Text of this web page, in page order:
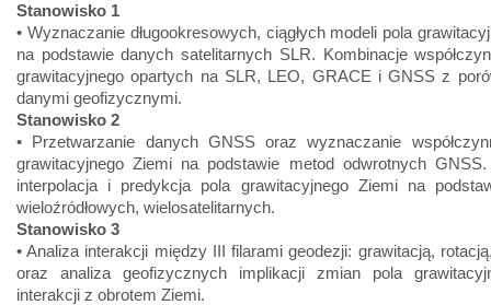
Stanowisko 1
• Wyznaczanie długookresowych, ciągłych modeli pola
na podstawie danych satelitarnych SLR. Kombinacje
grawitacyjnego opartych na SLR, LEO, GRACE i GNSS z
danymi geofizycznymi.
Stanowisko 2
• Przetwarzanie danych GNSS oraz wyznaczanie
grawitacyjnego Ziemi na podstawie metod odwrotnych GNSS.
interpolacja i predykcja pola grawitacyjnego Ziemi na
wieloźródłowych, wielosatelitarnych.
Stanowisko 3
• Analiza interakcji między III filarami geodezji: grawitacją,
oraz analiza geofizycznych implikacji zmian pola
interakcji z obrotem Ziemi.